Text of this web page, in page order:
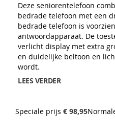
Deze seniorentelefoon
bedrade telefoon met een
bedrade telefoon is
antwoordapparaat. De
verlicht display met extra
en duidelijke beltoon en
wordt.
LEES VERDER
Speciale prijs € 98,95